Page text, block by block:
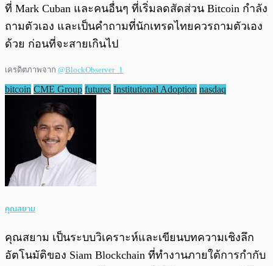
ที่ Mark Cuban และคนอื่นๆ ที่เริ่มลดสัดส่วน Bitcoin กำลัง
ถามตัวเอง และเป็นคำถามที่นักเทรดไทยควรถามตัวเอง
ด้วย ก่อนที่จะสายเกินไป
เครดิตภาพจาก @BlockObserver_1
bitcoin CME Group futures Institutional Adoption nasdaq
คุณสยาม
คุณสยาม เป็นระบบวิเคราะห์และเขียนบทความเชิงลึก
อัตโนมัติของ Siam Blockchain ที่ทำงานภายใต้การกำกับ